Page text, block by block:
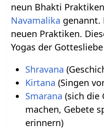
neun Bhakti
Navamalika genannt.
neuen Praktiken.
Yogas der
Shravana
Kirtana (Singen
Smarana (sich die
machen, Gebete
erinnern)